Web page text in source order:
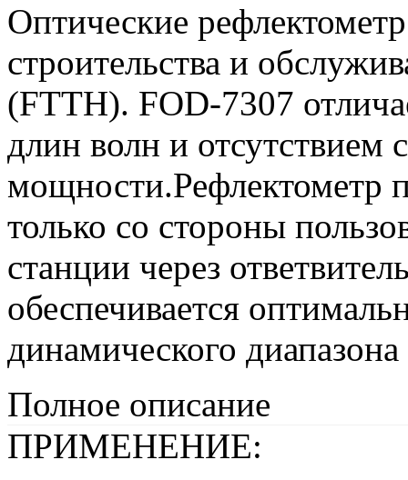
Oптические
строительства и
(FTTH). FOD-7307
длин волн и отсутствием
мощности.Рефлектометр
только со стороны
станции через
обеспечивается
динамического
Полное описание
ПРИМЕНЕНИЕ: